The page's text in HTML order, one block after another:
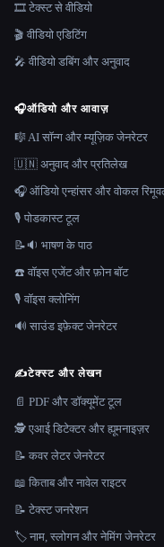
🎞️ टेक्स्ट से वीडियो
🎬 वीडियो एडिटिंग
🎤 वीडियो डबिंग और अनुवाद
🎧ऑडियो और आवाज़
🎼 AI सॉन्ग और म्यूज़िक जेनरेटर
🇺🇳 अनुवाद और प्रतिलेख
🎧 ऑडियो एन्हांसर और वोकल
🎙️ पोडकास्ट टूल
📝🔉 भाषण के पाठ
☎️ वॉइस एजेंट और फ़ोन बॉट
🎙️ वॉइस क्लोनिंग
🔊 साउंड इफ़ेक्ट जेनरेटर
✍️टेक्स्ट और लेखन
📄 PDF और डॉक्यूमेंट टूल
🕵️ एआई डिटेक्टर और ह्यूमनाइज़र
📝 कवर लेटर जेनरेटर
📖 किताब और नावेल राइटर
📝 टेक्स्ट जनरेशन
🏷️ नाम, स्लोगन और नेमिंग जेनरेटर